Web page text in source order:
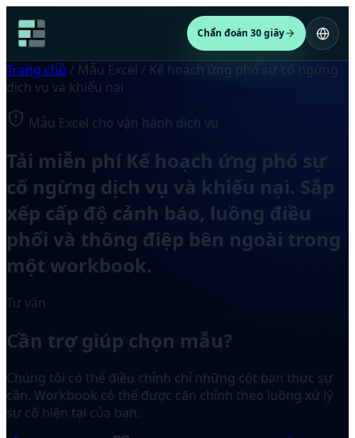
Chẩn đoán 30 giây
Trang chủ / Mẫu Excel / Kế hoạch ứng phó sự cố ngừng
dịch vụ và khiếu nại
Mẫu Excel cho vận hành dịch vụ
Tải miễn phí Kế hoạch ứng phó sự
cố ngừng dịch vụ và khiếu nại. Sắp
xếp cấp độ cảnh báo, luồng điều
phối và thông điệp bên ngoài trong
một workbook.
Tư vấn
Cần trợ giúp chọn mẫu?
Chúng tôi có thể điều chỉnh chỉ những cột bạn thực sự
cần. Workbook có thể được căn chỉnh theo luồng xử lý
sự cố hiện tại của bạn.